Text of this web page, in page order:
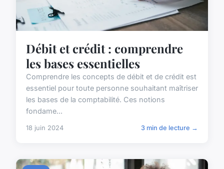
Débit et crédit : comprendre
les bases essentielles
Comprendre les concepts de débit et de crédit est
essentiel pour toute personne souhaitant maîtriser
les bases de la comptabilité. Ces notions
fondame...
18 juin 2024 3 min de lecture →